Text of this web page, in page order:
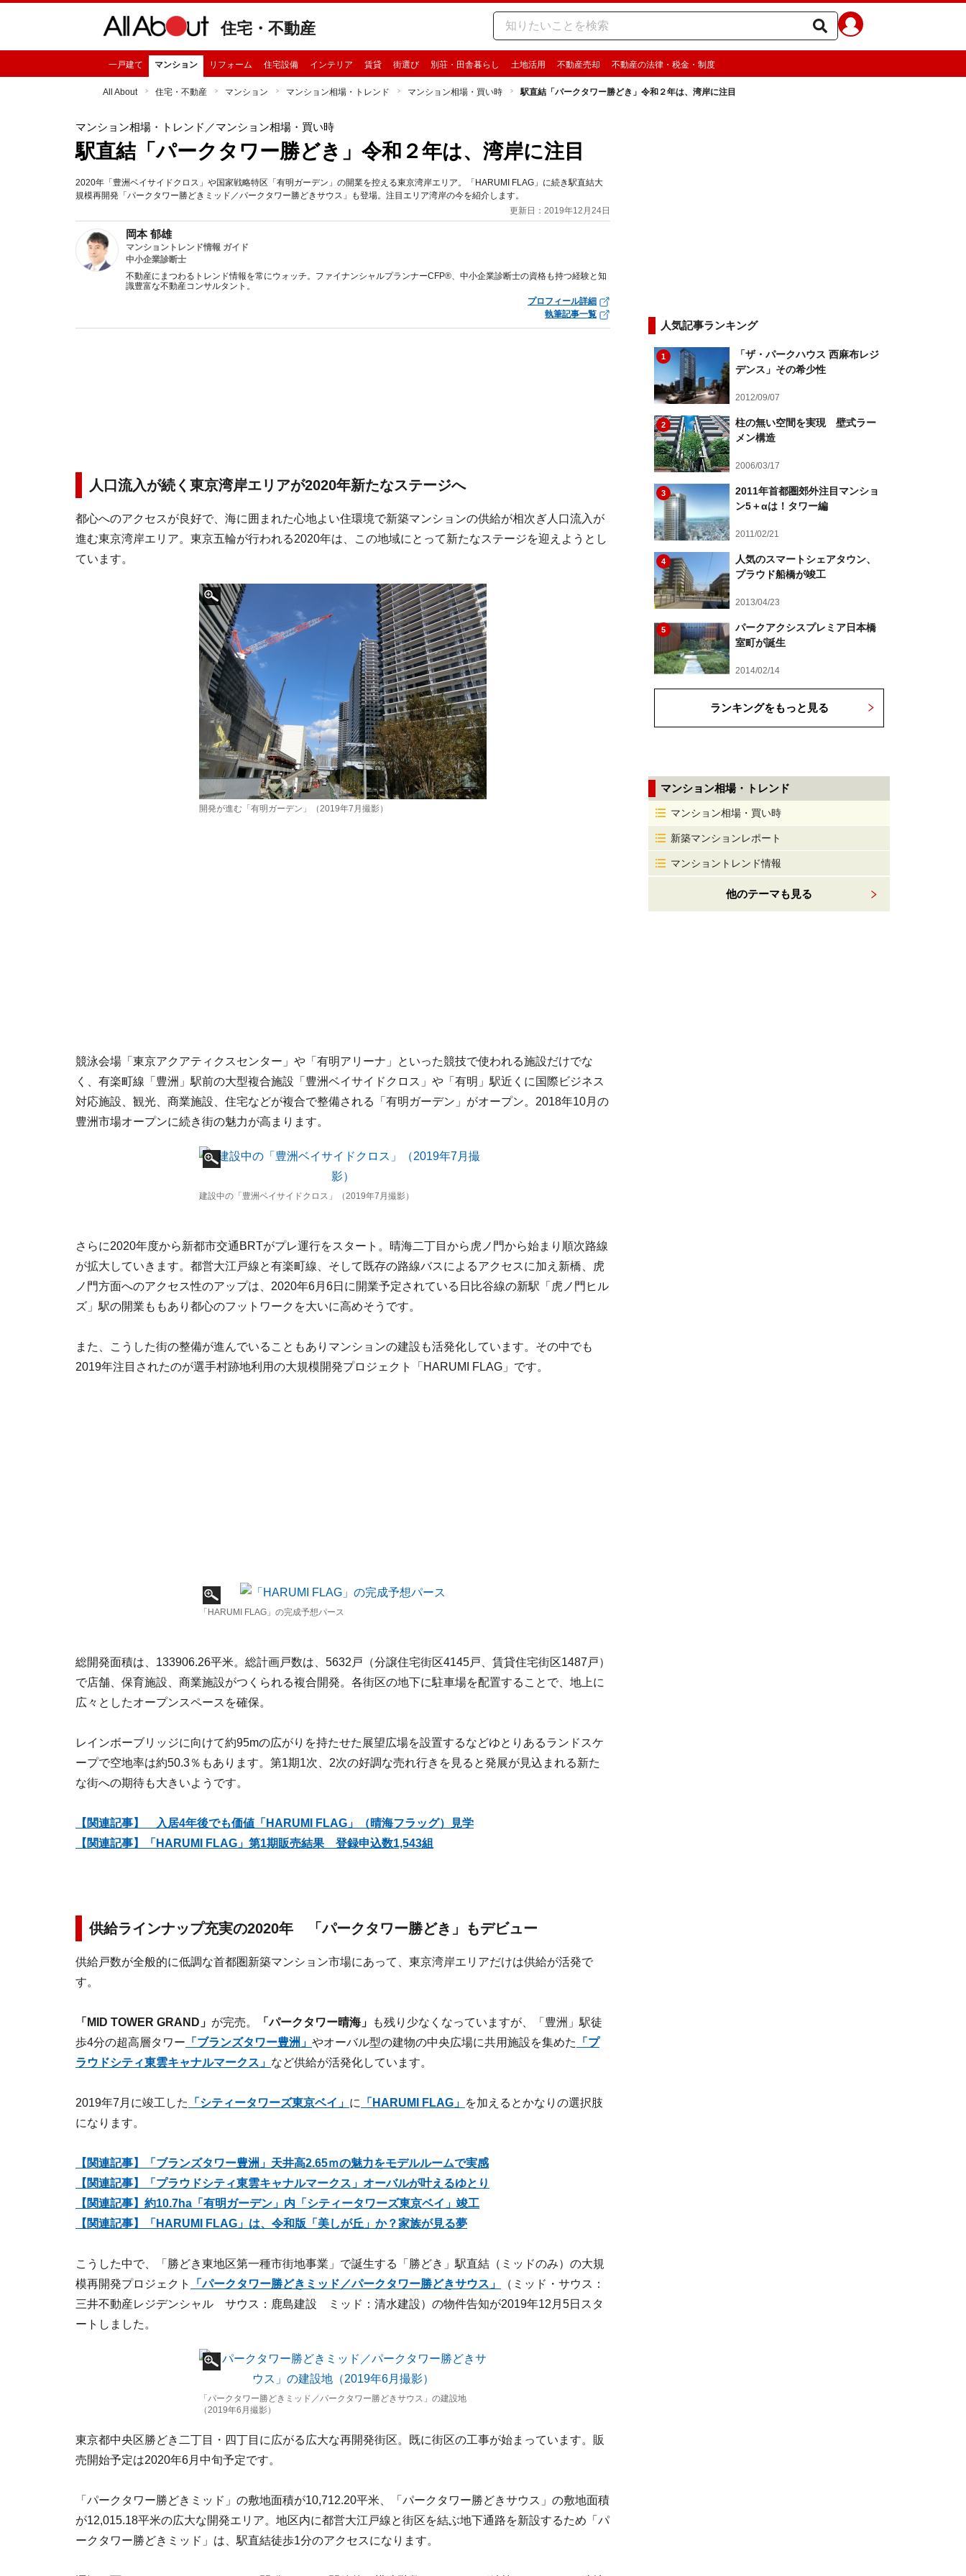
住宅・不動産
一戸建て マンション リフォーム 住宅設備 インテリア 賃貸 街選び 別荘・田舎暮らし 土地活用 不動産売却 不動産の法律・税金・制度
All About 住宅・不動産 マンション マンション相場・トレンド マンション相場・買い時 駅直結「パークタワー勝どき」令和２年は、湾岸に注目
マンション相場・トレンド ／マンション相場・買い時
駅直結「パークタワー勝どき」令和２年は、湾岸に注目
2020年「豊洲ベイサイドクロス」や国家戦略特区「有明ガーデン」の開業を控える東京湾岸エリア。「HARUMI FLAG」に続き駅直結大
規模再開発「パークタワー勝どきミッド／パークタワー勝どきサウス」も登場。注目エリア湾岸の今を紹介します。
更新日：2019年12月24日
岡本 郁雄
マンショントレンド情報 ガイド
中小企業診断士
不動産にまつわるトレンド情報を常にウォッチ。ファイナンシャルプランナーCFP®、中小企業診断士の資格も持つ経験と知
識豊富な不動産コンサルタント。
プロフィール詳細
執筆記事一覧
人口流入が続く東京湾岸エリアが2020年新たなステージへ
都心へのアクセスが良好で、海に囲まれた心地よい住環境で新築マンションの供給が相次ぎ人口流入が
進む東京湾岸エリア。東京五輪が行われる2020年は、この地域にとって新たなステージを迎えようとし
ています。
開発が進む「有明ガーデン」（2019年7月撮影）
競泳会場「東京アクアティクスセンター」や「有明アリーナ」といった競技で使われる施設だけでな
く、有楽町線「豊洲」駅前の大型複合施設「豊洲ベイサイドクロス」や「有明」駅近くに国際ビジネス
対応施設、観光、商業施設、住宅などが複合で整備される「有明ガーデン」がオープン。2018年10月の
豊洲市場オープンに続き街の魅力が高まります。
建設中の「豊洲ベイサイドクロス」（2019年7月撮影）
さらに2020年度から新都市交通BRTがプレ運行をスタート。晴海二丁目から虎ノ門から始まり順次路線
が拡大していきます。都営大江戸線と有楽町線、そして既存の路線バスによるアクセスに加え新橋、虎
ノ門方面へのアクセス性のアップは、2020年6月6日に開業予定されている日比谷線の新駅「虎ノ門ヒル
ズ」駅の開業ももあり都心のフットワークを大いに高めそうです。
また、こうした街の整備が進んでいることもありマンションの建設も活発化しています。その中でも
2019年注目されたのが選手村跡地利用の大規模開発プロジェクト「HARUMI FLAG」です。
「HARUMI FLAG」の完成予想パース
総開発面積は、133906.26平米。総計画戸数は、5632戸（分譲住宅街区4145戸、賃貸住宅街区1487戸）
で店舗、保育施設、商業施設がつくられる複合開発。各街区の地下に駐車場を配置することで、地上に
広々としたオープンスペースを確保。
レインボーブリッジに向けて約95mの広がりを持たせた展望広場を設置するなどゆとりあるランドスケ
ープで空地率は約50.3％もあります。第1期1次、2次の好調な売れ行きを見ると発展が見込まれる新た
な街への期待も大きいようです。
【関連記事】 入居4年後でも価値「HARUMI FLAG」（晴海フラッグ）見学
【関連記事】「HARUMI FLAG」第1期販売結果 登録申込数1,543組
供給ラインナップ充実の2020年 「パークタワー勝どき」もデビュー
供給戸数が全般的に低調な首都圏新築マンション市場にあって、東京湾岸エリアだけは供給が活発で
す。
「MID TOWER GRAND」 が完売。 「パークタワー晴海」
も残り少なくなっていますが、「豊洲」駅徒
歩4分の超高層タワー 「ブランズタワー豊洲」 やオーバル型の建物の中央広場に共用施設を集めた
「プ
ラウドシティ東雲キャナルマークス」 など供給が活発化しています。
2019年7月に竣工した 「シティータワーズ東京ベイ」 に 「HARUMI FLAG」 を加えるとかなりの選択肢
になります。
【関連記事】「ブランズタワー豊洲」天井高2.65ｍの魅力をモデルルームで実感
【関連記事】「プラウドシティ東雲キャナルマークス」オーバルが叶えるゆとり
【関連記事】約10.7ha「有明ガーデン」内「シティータワーズ東京ベイ」竣工
【関連記事】「HARUMI FLAG」は、令和版「美しが丘」か？家族が見る夢
こうした中で、「勝どき東地区第一種市街地事業」で誕生する「勝どき」駅直結（ミッドのみ）の大規
模再開発プロジェクト
「パークタワー勝どきミッド／パークタワー勝どきサウス」
（ミッド・サウス：
三井不動産レジデンシャル サウス：鹿島建設 ミッド：清水建設）の物件告知が2019年12月5日スタ
ートしました。
「パークタワー勝どきミッド／パークタワー勝どきサウス」の建設地
（2019年6月撮影）
東京都中央区勝どき二丁目・四丁目に広がる広大な再開発街区。既に街区の工事が始まっています。販
売開始予定は2020年6月中旬予定です。
「パークタワー勝どきミッド」の敷地面積が10,712.20平米、「パークタワー勝どきサウス」の敷地面積
が12,015.18平米の広大な開発エリア。地区内に都営大江戸線と街区を結ぶ地下通路を新設するため「パ
ークタワー勝どきミッド」は、駅直結徒歩1分のアクセスになります。
人気記事ランキング
1
「ザ・パークハウス 西麻布レジ
デンス」その希少性
2012/09/07
2
柱の無い空間を実現 壁式ラー
メン構造
2006/03/17
3
2011年首都圏郊外注目マンショ
ン5＋αは！タワー編
2011/02/21
4
人気のスマートシェアタウン、
プラウド船橋が竣工
2013/04/23
5
パークアクシスプレミア日本橋
室町が誕生
2014/02/14
ランキングをもっと見る
マンション相場・トレンド
マンション相場・買い時
新築マンションレポート
マンショントレンド情報
他のテーマも見る